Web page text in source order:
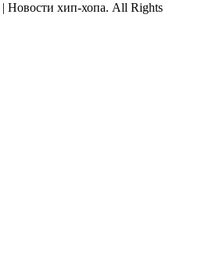
Новости хип-хопа. All Rights